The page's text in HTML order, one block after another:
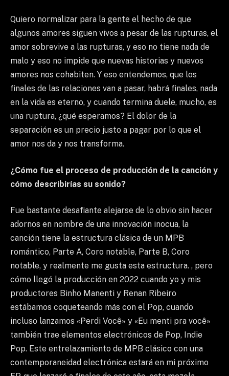
Quiero normalizar para la gente el hecho de que
algunos amores siguen vivos a pesar de las rupturas, el
amor sobrevive a las rupturas, y eso no tiene nada de
malo y eso no impide que nuevas historias y nuevos
amores nos cohabiten. Y eso entendemos, que los
finales de las relaciones van a pasar, habrá finales, nada
en la vida es eterno, y cuando termina duele, mucho, es
una ruptura, ¿qué esperamos? El dolor de la
separación es un precio justo a pagar por lo que el
amor nos da y nos transforma.
¿Cómo fue el proceso de producción de la canción y
cómo describirías su sonido?
Fue bastante desafiante alejarse de lo obvio sin hacer
adornos en nombre de una innovación inocua, la
canción tiene la estructura clásica de un MPB
romántico, Parte A, Coro notable, Parte B, Coro
notable, y realmente me gusta esta estructura. , pero
cómo llegó la producción en 2022 cuando yo y mis
productores Binho Manenti y Renan Ribeiro
estábamos coqueteando más con el Pop, cuando
incluso lanzamos «Perdi Você» y «Eu menti pra você»
también trae elementos electrónicos de Pop, Indie
Pop. Este entrelazamiento de MPB clásico con una
contemporaneidad electrónica estará en mi próximo